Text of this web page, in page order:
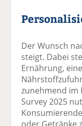
Der Wunsch
steigt. Dabei
Ernährung,
zunehmend im
Survey 2025